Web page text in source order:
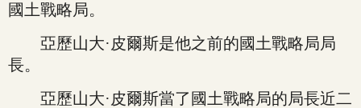
國土戰略局。
亞歷山大·皮爾斯是他之前的國土戰略局局
長。
亞歷山大·皮爾斯當了國土戰略局的局長近二